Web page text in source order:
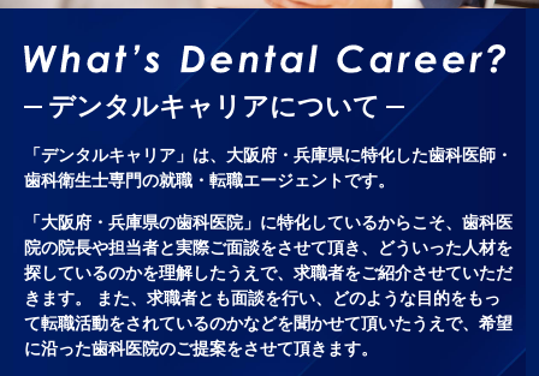
デンタルキャリアについて
「デンタルキャリア」は、大阪府・兵庫県に特化した歯科医師・
歯科衛生士専門の就職・転職エージェントです。
「大阪府・兵庫県の歯科医院」に特化しているからこそ、歯科医
院の院長や担当者と実際ご面談をさせて頂き、どういった人材を
探しているのかを理解したうえで、求職者をご紹介させていただ
きます。 また、求職者とも面談を行い、どのような目的をもっ
て転職活動をされているのかなどを聞かせて頂いたうえで、希望
に沿った歯科医院のご提案をさせて頂きます。